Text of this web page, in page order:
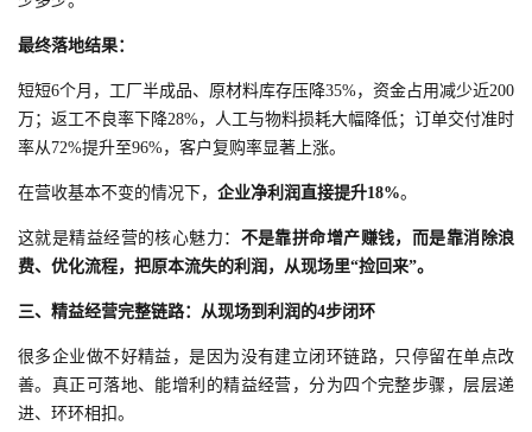
最终落地结果：
短短6个月，工厂半成品、原材料库存压降35%，资金占用减少近200
万；返工不良率下降28%，人工与物料损耗大幅降低；订单交付准时
率从72%提升至96%，客户复购率显著上涨。
在营收基本不变的情况下， 企业净利润直接提升18%。
这就是精益经营的核心魅力： 不是靠拼命增产赚钱，而是靠消除浪
费、优化流程，把原本流失的利润，从现场里“捡回来”。
三、精益经营完整链路：从现场到利润的4步闭环
很多企业做不好精益，是因为没有建立闭环链路，只停留在单点改
善。真正可落地、能增利的精益经营，分为四个完整步骤，层层递
进、环环相扣。